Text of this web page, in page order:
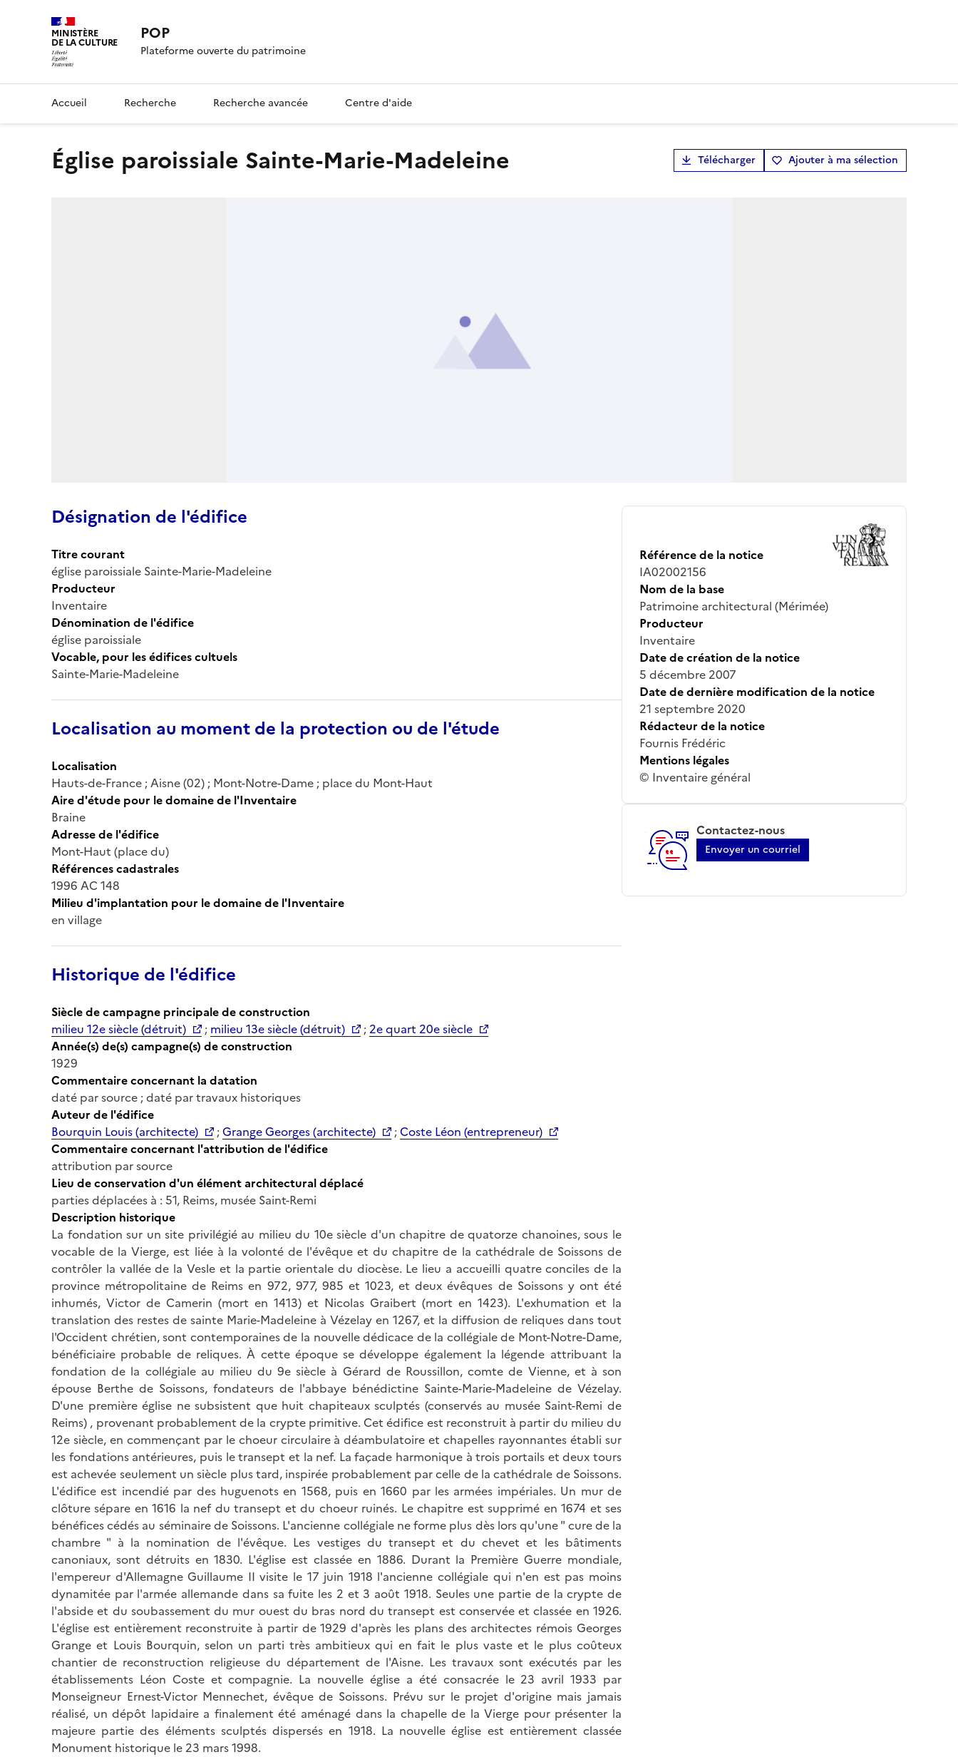
MINISTÈRE
DE LA CULTURE POP
Plateforme ouverte du patrimoine
Accueil Recherche Recherche avancée Centre d'aide
église paroissiale Sainte-Marie-Madeleine Télécharger Ajouter à ma sélection
Désignation de l'édifice
Titre courant
église paroissiale Sainte-Marie-Madeleine
Producteur
Inventaire
Dénomination de l'édifice
église paroissiale
Vocable, pour les édifices cultuels
Sainte-Marie-Madeleine
Localisation au moment de la protection ou de l'étude
Localisation
Hauts-de-France ; Aisne (02) ; Mont-Notre-Dame ; place du Mont-Haut
Aire d'étude pour le domaine de l'Inventaire
Braine
Adresse de l'édifice
Mont-Haut (place du)
Références cadastrales
1996 AC 148
Milieu d'implantation pour le domaine de l'Inventaire
en village
Historique de l'édifice
Siècle de campagne principale de construction
milieu 12e siècle (détruit)
; milieu 13e siècle (détruit) ; 2e quart 20e siècle
Année(s) de(s) campagne(s) de construction
1929
Commentaire concernant la datation
daté par source ; daté par travaux historiques
Auteur de l'édifice
Bourquin Louis (architecte)
;Grange Georges (architecte) ;Coste Léon (entrepreneur)
Commentaire concernant l'attribution de l'édifice
attribution par source
Lieu de conservation d'un élément architectural déplacé
parties déplacées à : 51, Reims, musée Saint-Remi
Description historique
La fondation sur un site privilégié au milieu du 10e siècle d'un chapitre de quatorze chanoines, sous le
vocable de la Vierge, est liée à la volonté de l'évêque et du chapitre de la cathédrale de Soissons de
contrôler la vallée de la Vesle et la partie orientale du diocèse. Le lieu a accueilli quatre conciles de la
province métropolitaine de Reims en 972, 977, 985 et 1023, et deux évêques de Soissons y ont été
inhumés, Victor de Camerin (mort en 1413) et Nicolas Graibert (mort en 1423). L'exhumation et la
translation des restes de sainte Marie-Madeleine à Vézelay en 1267, et la diffusion de reliques dans tout
l'Occident chrétien, sont contemporaines de la nouvelle dédicace de la collégiale de Mont-Notre-Dame,
bénéficiaire probable de reliques. À cette époque se développe également la légende attribuant la
fondation de la collégiale au milieu du 9e siècle à Gérard de Roussillon, comte de Vienne, et à son
épouse Berthe de Soissons, fondateurs de l'abbaye bénédictine Sainte-Marie-Madeleine de Vézelay.
D'une première église ne subsistent que huit chapiteaux sculptés (conservés au musée Saint-Remi de
Reims) , provenant probablement de la crypte primitive. Cet édifice est reconstruit à partir du milieu du
12e siècle, en commençant par le choeur circulaire à déambulatoire et chapelles rayonnantes établi sur
les fondations antérieures, puis le transept et la nef. La façade harmonique à trois portails et deux tours
est achevée seulement un siècle plus tard, inspirée probablement par celle de la cathédrale de Soissons.
L'édifice est incendié par des huguenots en 1568, puis en 1660 par les armées impériales. Un mur de
clôture sépare en 1616 la nef du transept et du choeur ruinés. Le chapitre est supprimé en 1674 et ses
bénéfices cédés au séminaire de Soissons. L'ancienne collégiale ne forme plus dès lors qu'une " cure de la
chambre " à la nomination de l'évêque. Les vestiges du transept et du chevet et les bâtiments
canoniaux, sont détruits en 1830. L'église est classée en 1886. Durant la Première Guerre mondiale,
l'empereur d'Allemagne Guillaume II visite le 17 juin 1918 l'ancienne collégiale qui n'en est pas moins
dynamitée par l'armée allemande dans sa fuite les 2 et 3 août 1918. Seules une partie de la crypte de
l'abside et du soubassement du mur ouest du bras nord du transept est conservée et classée en 1926.
L'église est entièrement reconstruite à partir de 1929 d'après les plans des architectes rémois Georges
Grange et Louis Bourquin, selon un parti très ambitieux qui en fait le plus vaste et le plus coûteux
chantier de reconstruction religieuse du département de l'Aisne. Les travaux sont exécutés par les
établissements Léon Coste et compagnie. La nouvelle église a été consacrée le 23 avril 1933 par
Monseigneur Ernest-Victor Mennechet, évêque de Soissons. Prévu sur le projet d'origine mais jamais
réalisé, un dépôt lapidaire a finalement été aménagé dans la chapelle de la Vierge pour présenter la
majeure partie des éléments sculptés dispersés en 1918. La nouvelle église est entièrement classée
Monument historique le 23 mars 1998.
Référence de la notice
IA02002156
Nom de la base
Patrimoine architectural (Mérimée)
Producteur
Inventaire
Date de création de la notice
5 décembre 2007
Date de dernière modification de la notice
21 septembre 2020
Rédacteur de la notice
Fournis Frédéric
Mentions légales
© Inventaire général
Contactez-nous
Envoyer un courriel